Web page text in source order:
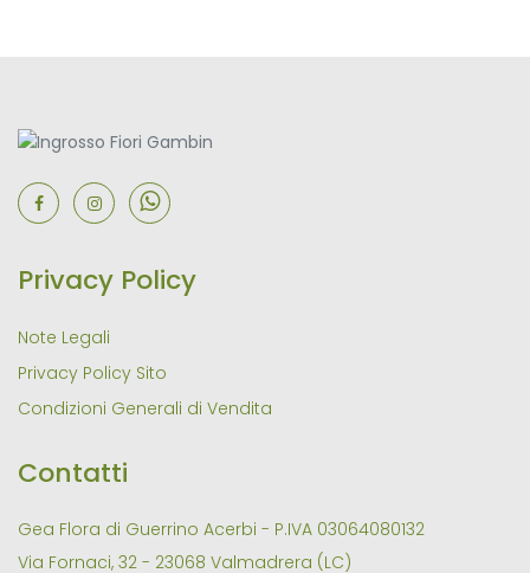
Privacy Policy
Note Legali
Privacy Policy Sito
Condizioni Generali di Vendita
Contatti
Gea Flora di Guerrino Acerbi - P.IVA 03064080132
Via Fornaci, 32 - 23068 Valmadrera (LC)